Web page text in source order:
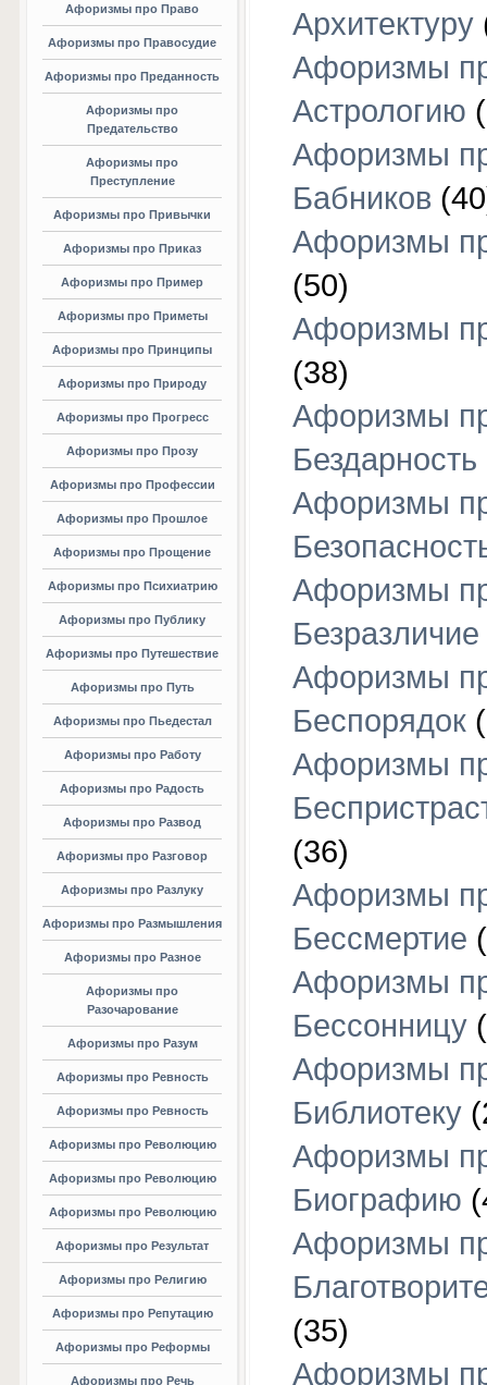
Афоризмы про Право
Афоризмы про Правосудие
Афоризмы про Преданность
Афоризмы про
Предательство
Афоризмы про
Преступление
Афоризмы про Привычки
Афоризмы про Приказ
Афоризмы про Пример
Афоризмы про Приметы
Афоризмы про Принципы
Афоризмы про Природу
Афоризмы про Прогресс
Афоризмы про Прозу
Афоризмы про Профессии
Афоризмы про Прошлое
Афоризмы про Прощение
Афоризмы про Психиатрию
Афоризмы про Публику
Афоризмы про Путешествие
Афоризмы про Путь
Афоризмы про Пьедестал
Афоризмы про Работу
Афоризмы про Радость
Афоризмы про Развод
Афоризмы про Разговор
Афоризмы про Разлуку
Афоризмы про Размышления
Афоризмы про Разное
Афоризмы про
Разочарование
Афоризмы про Разум
Афоризмы про Ревность
Афоризмы про Ревность
Афоризмы про Революцию
Афоризмы про Революцию
Афоризмы про Революцию
Афоризмы про Результат
Афоризмы про Религию
Афоризмы про Репутацию
Афоризмы про Реформы
Афоризмы про Речь
Архитектуру
Афоризмы
Астрологию
Афоризмы
Бабников
Афоризмы
(50)
Афоризмы
(38)
Афоризмы
Бездарность
Афоризмы
Афоризмы
Безразличие
Афоризмы
Беспорядок
Афоризмы
(36)
Афоризмы
Бессмертие
Афоризмы
Бессонницу
Афоризмы
Библиотеку
Афоризмы
Биографию
Афоризмы
(35)
Афоризмы